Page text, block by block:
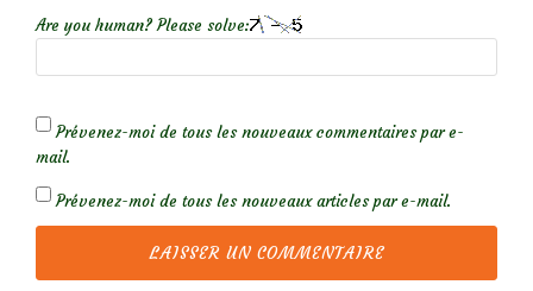
Are you human? Please solve:
Prévenez-moi de tous les nouveaux commentaires par e-
mail.
Prévenez-moi de tous les nouveaux articles par e-mail.